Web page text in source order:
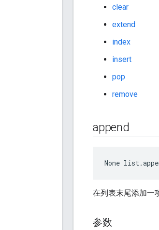
clear
extend
index
insert
pop
remove
append
None
在列表末尾添加一
参数